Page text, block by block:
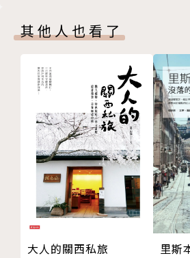
其他人也看了
大人的關西私旅 里斯